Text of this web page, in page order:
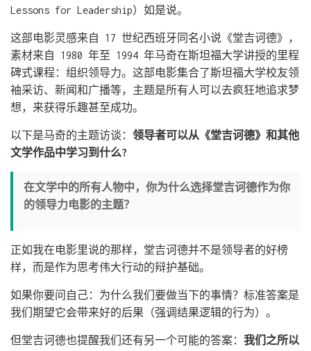
Lessons for Leadership）如是说。
这部电影灵感来自 17 世纪西班牙同名小说《堂吉诃德》，
素材来自 1980 年至 1994 年马奇在斯坦福大学讲授的里程
碑式课程：组织领导力。这部电影集合了斯坦福大学校友领
袖采访、新闻和广播等，主题是所有人可以去疯狂地追求梦
想，来获得乐趣甚至成功。
以下是马奇的主题访谈： 领导者可以从《堂吉诃德》和其他
文学作品中学习到什么?
在文学中的所有人物中，你为什么选择堂吉诃德作为你
的领导力电影的主题？
正如我在电影里说的那样，堂吉诃德并不是领导者的好榜
样，而是作为思考伟大行动的辩护基础。
如果你要问自己：为什么我们要做当下的事情？标准答案是
我们期望它会带来好的后果（强调结果逻辑的行为）。
但堂吉诃德也提醒我们还有另一个可能的答案： 我们之所以